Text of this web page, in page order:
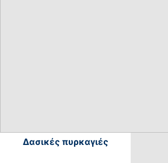
Δασικές πυρκαγιές